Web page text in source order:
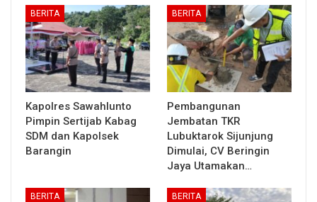
BERITA
Kapolres Sawahlunto
Pimpin Sertijab Kabag
SDM dan Kapolsek
Barangin
BERITA
Pembangunan
Jembatan TKR
Lubuktarok Sijunjung
Dimulai, CV Beringin
Jaya Utamakan…
BERITA BERITA